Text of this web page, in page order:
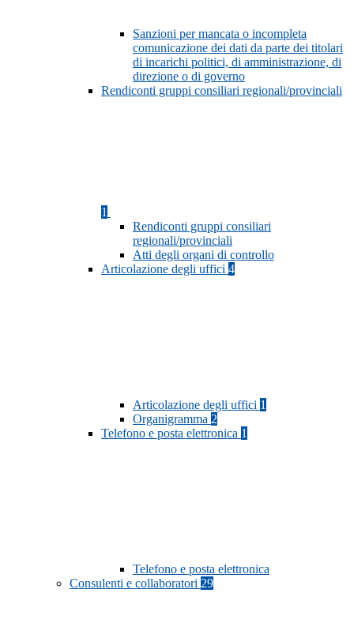
Sanzioni per mancata o incompleta
comunicazione dei dati da parte dei titolari
di incarichi politici, di amministrazione, di
direzione o di governo
Rendiconti gruppi consiliari regionali/provinciali
1
Rendiconti gruppi consiliari
regionali/provinciali
Atti degli organi di controllo
Articolazione degli uffici 4
Articolazione degli uffici 1
Organigramma 2
Telefono e posta elettronica 1
Telefono e posta elettronica
Consulenti e collaboratori 29